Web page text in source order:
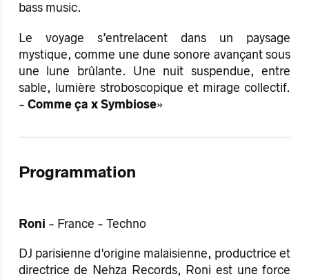
bass music.
Le voyage s’entrelacent dans un paysage
mystique, comme une dune sonore avançant sous
une lune brûlante. Une nuit suspendue, entre
sable, lumière stroboscopique et mirage collectif.
- Comme ça x Symbiose»
Programmation
Roni - France - Techno
DJ parisienne d'origine malaisienne, productrice et
directrice de Nehza Records, Roni est une force